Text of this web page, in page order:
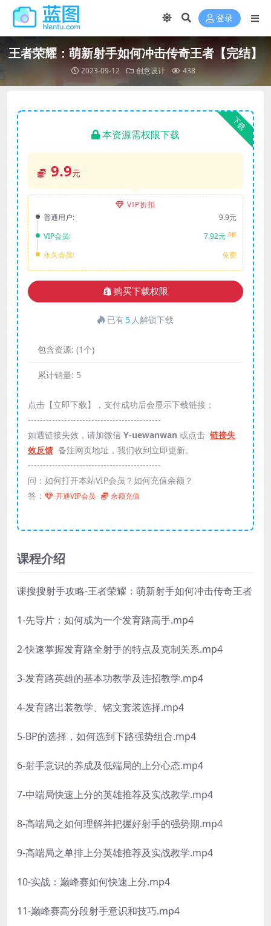
登录
王者荣耀：萌新射手如何冲击传奇王者【完结】
2023-09-12 创意设计 438
下载
本资源需权限下载
9.9元
VIP折扣
普通用户:
9.9元
VIP会员:
7.92元 8折
永久会员: 免费
购买下载权限
已有5 人解锁下载
包含资源: (1个)
累计销量: 5
点击【立即下载】，支付成功后会显示下载链接；
--------------------------------------------
如遇链接失效，请加微信 Y-uewanwan 或点击 链接失
效反馈 备注网页地址，我们收到立即更新。
--------------------------------------------
问：如何打开本站VIP会员？如何充值余额？
答：
开通VIP会员 余额充值
课程介绍
课搜搜射手攻略-王者荣耀：萌新射手如何冲击传奇王者
1-先导片：如何成为一个发育路高手.mp4
2-快速掌握发育路全射手的特点及克制关系.mp4
3-发育路英雄的基本功教学及连招教学.mp4
4-发育路出装教学、铭文套装选择.mp4
5-BP的选择，如何选到下路强势组合.mp4
6-射手意识的养成及低端局的上分心态.mp4
7-中端局快速上分的英雄推荐及实战教学.mp4
8-高端局之如何理解并把握好射手的强势期.mp4
9-高端局之单排上分英雄推荐及实战教学.mp4
10-实战：巅峰赛如何快速上分.mp4
11-巅峰赛高分段射手意识和技巧.mp4